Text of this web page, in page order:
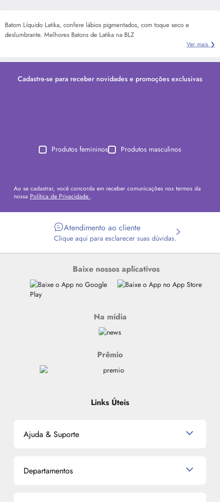
Batom Líquido Latika, confere lábios pigmentados, com toque seco e
deslumbrante. Melhores Batons de Latika na BLZ
Ver mais ❯
Cadastre-se para receber novidades e promoções exclusivas
Produtos femininos Produtos masculinos
Ao se cadastrar, você concorda em receber comunicações nos termos da
nossa Política de Privacidade .
Atendimento ao cliente
Clique aqui para esclarecer suas dúvidas.
Baixe nossos aplicativos
Na mídia
Prêmio
Links Úteis
Ajuda & Suporte
Política de Devolução
Departamentos